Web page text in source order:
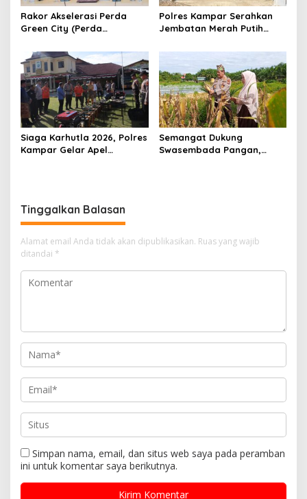
Rakor Akselerasi Perda
Green City (Perda
Pekanbaru Bersama Dinas
Lingkungan Hidup Kota
Pekanbaru dan Tim Pakar
Polres Kampar Serahkan
Jembatan Merah Putih
Warga Pulau Jambu Kuok
Siaga Karhutla 2026, Polres
Kampar Gelar Apel
Semangat Dukung
Swasembada Pangan,
Tinggalkan Balasan
Alamat email Anda tidak akan dipublikasikan. Ruas yang wajib
ditandai *
Simpan nama, email, dan situs web saya pada peramban
ini untuk komentar saya berikutnya.